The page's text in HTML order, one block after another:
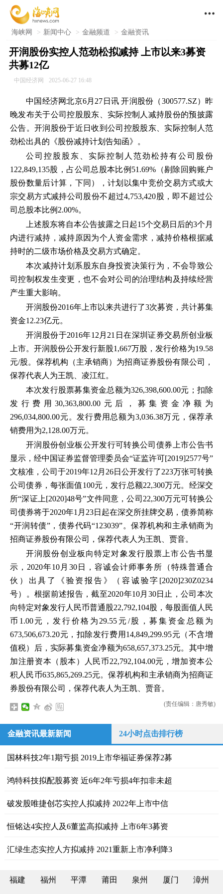

海峡网 > 新闻中心 > 金融频道 > 金融资讯
开润股份实控人范劲松拟减持 上市以来3募资
共募12亿
中国经济网 2025-06-27 16:48
中国经济网北京6月27日讯 开润股份（300577.SZ）昨
晚发布关于公司控股股东、实际控制人减持股份的预披露
公告。开润股份于近日收到公司控股股东、实际控制人范
劲松出具的《股份减持计划告知函》。
公司控股股东、实际控制人范劲松持有公司股份
122,849,135股，占公司总股本比例51.69%（剔除回购账户
股份数量后计算，下同），计划以集中竞价交易方式或大
宗交易方式减持公司股份不超过4,753,420股，即不超过公
司总股本比例2.00%。
上述股东将自本公告披露之日起15个交易日后的3个月
内进行减持，减持原因为个人资金需求，减持价格根据减
持时的二级市场价格及交易方式确定。
本次减持计划系股东自身投资决策行为，不会导致公
司控制权发生变更，也不会对公司的治理结构及持续经营
产生重大影响。
开润股份2016年上市以来共进行了3次募资，共计募集
资金12.23亿元。
开润股份于2016年12月21日在深圳证券交易所创业板
上市。开润股份公开发行新股1,667万股，发行价格为19.58
元/股。保荐机构（主承销商）为招商证券股份有限公司，
保荐代表人为王凯、凌江红。
本次发行股票募集资金总额为326,398,600.00元；扣除
发行费用30,363,800.00元后，募集资金净额为
296,034,800.00元。发行费用总额为3,036.38万元，保荐承
销费用为2,128.00万元。
开润股份创业板公开发行可转换公司债券上市公告书
显示，经中国证券监督管理委员会“证监许可[2019]2577号”
文核准，公司于2019年12月26日公开发行了223万张可转换
公司债券，每张面值100元，发行总额22,300万元。经深交
所“深证上[2020]48号”文件同意，公司22,300万元可转换公
司债券将于2020年1月23日起在深交所挂牌交易，债券简称
“开润转债”，债券代码“123039”。保荐机构和主承销商为
招商证券股份有限公司，保荐代表人为王凯、贾音。
开润股份创业板向特定对象发行股票上市公告书显
示，2020年10月30日，容诚会计师事务所（特殊普通合
伙）出具了《验资报告》（容诚验字[2020]230Z0234
号）。根据前述报告，截至2020年10月30日止，公司本次
向特定对象发行人民币普通股22,792,104股，每股面值人民
币1.00元，发行价格为29.55元/股，募集资金总额为
673,506,673.20元，扣除发行费用14,849,299.95元（不含增
值税）后，实际募集资金净额为658,657,373.25元。其中增
加注册资本（股本）人民币22,792,104.00元，增加资本公
积人民币635,865,269.25元。保荐机构和主承销商为招商证
券股份有限公司，保荐代表人为王凯、贾音。
(责任编辑：唐秀敏)
金融资讯最新新闻 24小时点击排行榜
国林科技2年1期亏损 2019上市华福证券保荐2募
鸿特科技拟配股募资 近6年2年亏损4年扣非未超
破发股唯捷创芯实控人拟减持 2022年上市中信
恒铭达4实控人及6董监高拟减持 上市6年3募资
汇绿生态实控人方拟减持 2021重新上市净利降3
福建 福州 平潭 莆田 泉州 厦门 漳州